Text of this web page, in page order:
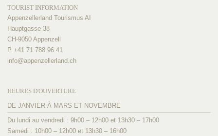
TOURIST INFORMATION
Appenzellerland Tourismus AI
Hauptgasse 38
CH-9050 Appenzell
P +41 71 788 96 41
info@appenzellerland.ch
HEURES D'OUVERTURE
DE JANVIER À MARS ET NOVEMBRE
Du lundi au vendredi : 9h00 – 12h00 et 13h30 – 17h00
Samedi : 10h00 – 12h00 et 13h30 – 16h00